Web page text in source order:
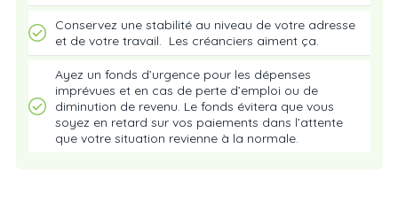
Conservez une stabilité au niveau de votre adresse
et de votre travail. Les créanciers aiment ça.
Ayez un fonds d’urgence pour les dépenses
imprévues et en cas de perte d’emploi ou de
diminution de revenu. Le fonds évitera que vous
soyez en retard sur vos paiements dans l’attente
que votre situation revienne à la normale.